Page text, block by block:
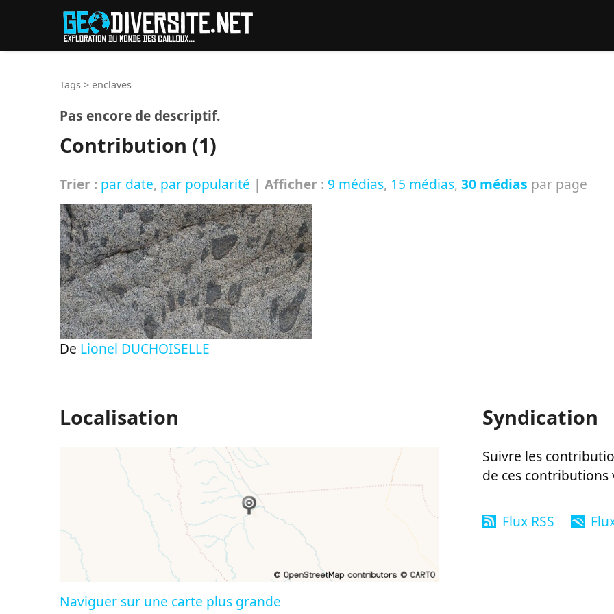
Tags > enclaves
Pas encore de descriptif.
Contribution (1)
Trier : par date, par popularité | Afficher : 9 médias, 15 médias, 30 médias par page
De Lionel DUCHOISELLE
Localisation
Naviguer sur une carte plus grande
Syndication
Suivre les
de ces
Flux RSS